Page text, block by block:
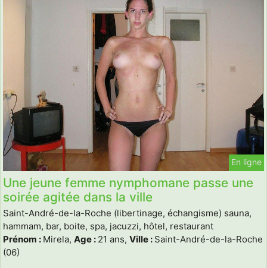
En ligne
Une jeune femme nymphomane passe une
soirée agitée dans la ville
Saint-André-de-la-Roche (libertinage, échangisme) sauna,
hammam, bar, boite, spa, jacuzzi, hôtel, restaurant
Prénom : Mirela, Age : 21 ans, Ville : Saint-André-de-la-Roche
(06)